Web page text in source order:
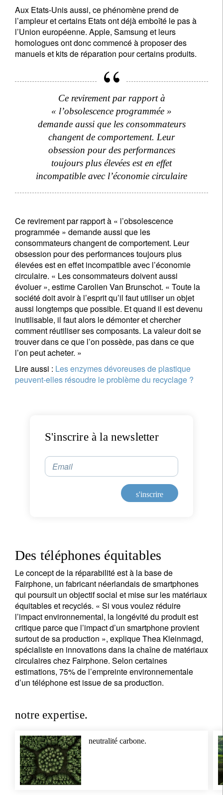
Aux Etats-Unis aussi, ce phénomène prend de
l’ampleur et certains Etats ont déjà emboîté le pas à
l’Union européenne. Apple, Samsung et leurs
homologues ont donc commencé à proposer des
manuels et kits de réparation pour certains produits.
Ce revirement par rapport à
« l’obsolescence programmée »
demande aussi que les consommateurs
changent de comportement. Leur
obsession pour des performances
toujours plus élevées est en effet
incompatible avec l’économie circulaire
Ce revirement par rapport à « l’obsolescence
programmée » demande aussi que les
consommateurs changent de comportement. Leur
obsession pour des performances toujours plus
élevées est en effet incompatible avec l’économie
circulaire. « Les consommateurs doivent aussi
évoluer », estime Carolien Van Brunschot. « Toute la
société doit avoir à l’esprit qu’il faut utiliser un objet
aussi longtemps que possible. Et quand il est devenu
inutilisable, il faut alors le démonter et chercher
comment réutiliser ses composants. La valeur doit se
trouver dans ce que l’on possède, pas dans ce que
l’on peut acheter. »
Lire aussi : Les enzymes dévoreuses de plastique
peuvent-elles résoudre le problème du recyclage ?
S'inscrire à la newsletter
Email
s'inscrire
Des téléphones équitables
Le concept de la réparabilité est à la base de
Fairphone, un fabricant néerlandais de smartphones
qui poursuit un objectif social et mise sur les matériaux
équitables et recyclés. « Si vous voulez réduire
l’impact environnemental, la longévité du produit est
critique parce que l’impact d’un smartphone provient
surtout de sa production », explique Thea Kleinmagd,
spécialiste en innovations dans la chaîne de matériaux
circulaires chez Fairphone. Selon certaines
estimations, 75% de l’empreinte environnementale
d’un téléphone est issue de sa production.
notre expertise.
neutralité carbone.
S'inscrire à la newsletter
Email
Civilité Prénom
Nom
Pays de résidence
Je ne suis pas résident ou citoyen des Etats-Unis